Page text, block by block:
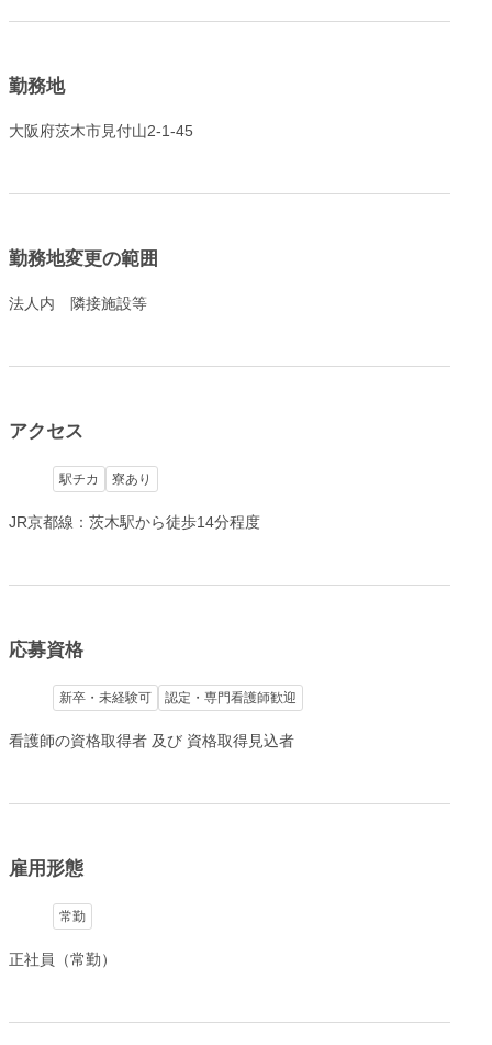
勤務地
大阪府茨木市見付山2-1-45
勤務地変更の範囲
法人内 隣接施設等
アクセス
駅チカ 寮あり
JR京都線：茨木駅から徒歩14分程度
応募資格
新卒・未経験可 認定・専門看護師歓迎
看護師の資格取得者 及び 資格取得見込者
雇用形態
常勤
正社員（常勤）